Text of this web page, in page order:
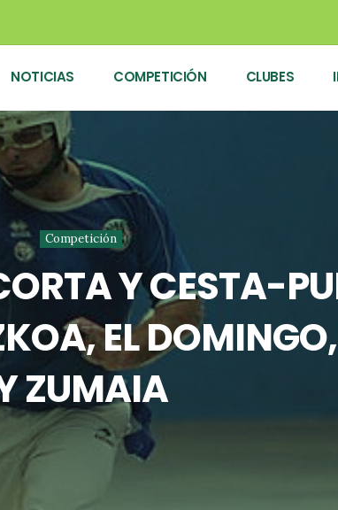
NOTICIAS COMPETICIÓN CLUBES
Competición
Y CESTA-
EL
ZUMAIA